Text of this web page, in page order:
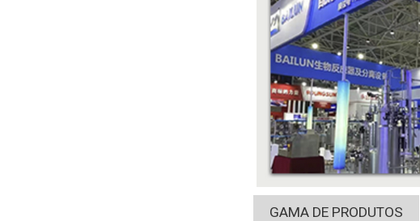
GAMA DE PRODUTOS